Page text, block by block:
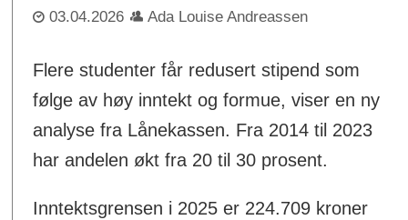
03.04.2026 Ada Louise Andreassen
Flere studenter får redusert stipend som
følge av høy inntekt og formue, viser en ny
analyse fra Lånekassen. Fra 2014 til 2023
har andelen økt fra 20 til 30 prosent.
Inntektsgrensen i 2025 er 224.709 kroner